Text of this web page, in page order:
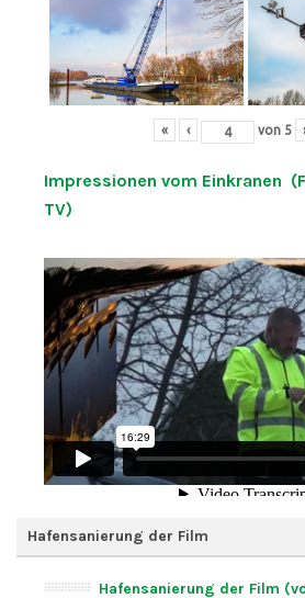
« ‹ von 5 ›
Impressionen vom Einkranen
TV)
Hafensanierung der Film
Hafensanierung der Film